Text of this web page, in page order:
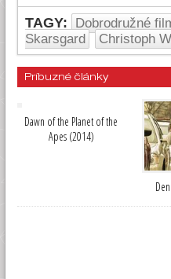
TAGY: Dobrodružné
Skarsgard
Christoph
Príbuzné články
Dawn of the Planet of the
Apes (2014)